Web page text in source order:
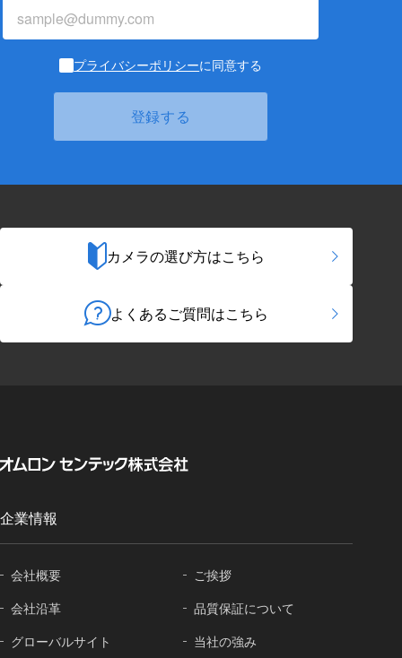
プライバシーポリシーに同意する
カメラの選び方はこちら
よくあるご質問はこちら
企業情報
会社概要
ご挨拶
会社沿革
品質保証について
グローバルサイト 当社の強み